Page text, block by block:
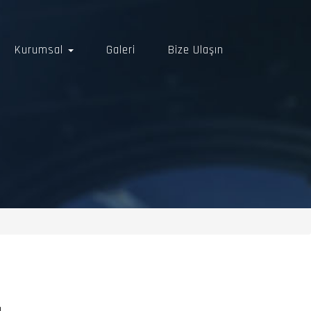
Kurumsal Galeri Bize Ulaşın